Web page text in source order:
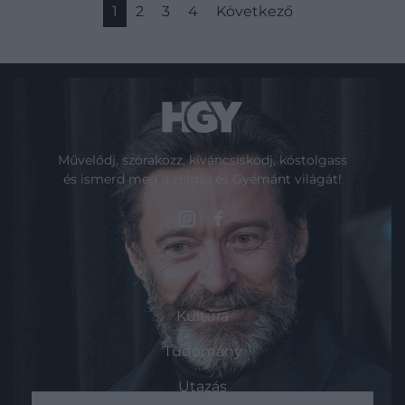
1 2 3 4 Következő
Művelődj, szórakozz, kíváncsiskodj, kóstolgass
és ismerd meg a Hamu és Gyémánt világát!
ROVATOK
Kultúra
Tudomány
Utazás